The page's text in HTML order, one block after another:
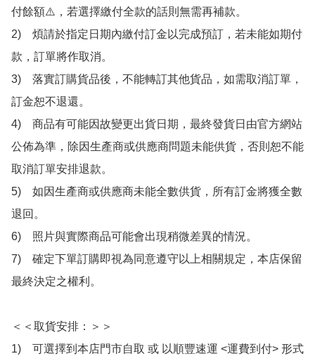
付餘額⚠️，若選擇繳付全款的話則無需再補款。
2)　煩請於指定日期內繳付訂金以完成預訂，若未能如期付
款，訂單將作取消。
3)　落實訂購貨品後，不能轉訂其他貨品，如需取消訂單，
訂金恕不退還。
4)　商品有可能因故變更出貨日期，最終發貨日由官方網站
公佈為準，除因生產商或供應商問題未能供貨，否則恕不能
取消訂單安排退款。
5)　如因生產商或供應商未能全數供貨，所有訂金將獲全數
退回。
6)　照片與實際商品可能會出現稍微差異的情況。
7)　確定下單訂購即視為同意遵守以上相關規定，本店保留
最終決定之權利。
＜＜取貨安排：＞＞
1)　可選擇到本店門市自取 或 以順豐速運 <運費到付> 形式